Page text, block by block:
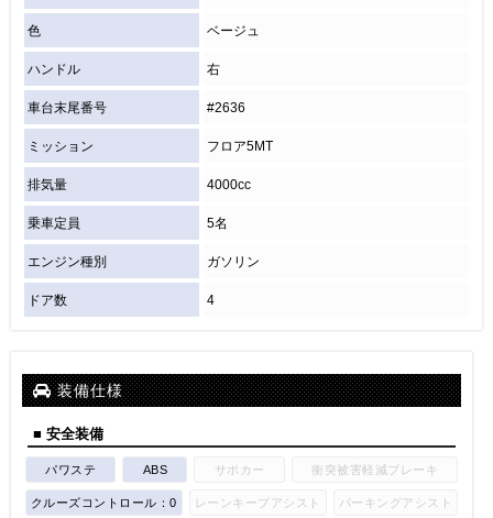
色 ベージュ
ハンドル 右
車台末尾番号 #2636
ミッション フロア5MT
排気量 4000cc
乗車定員 5名
エンジン種別 ガソリン
ドア数 4
装備仕様
■ 安全装備
パワステ ABS サポカー 衝突被害軽減ブレーキ
クルーズコントロール：0 レーンキープアシスト パーキングアシスト